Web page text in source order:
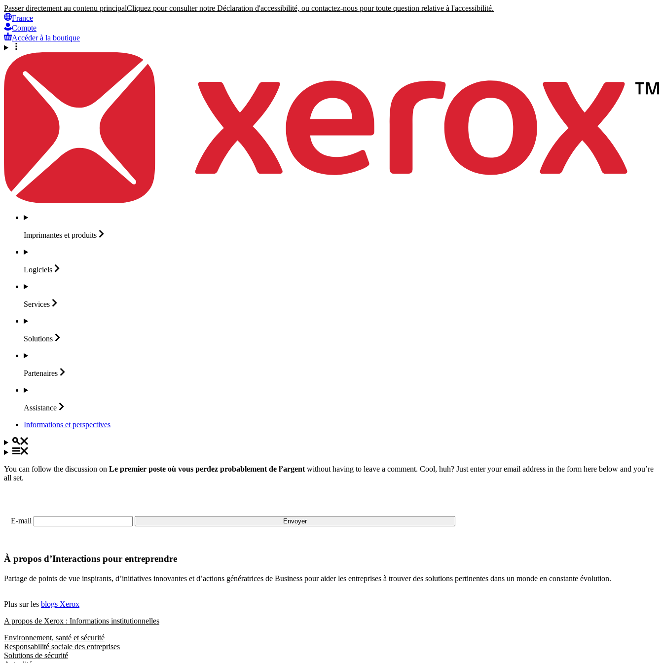
Passer directement au contenu principalCliquez pour consulter notre Déclaration d'accessibilité, ou contactez-nous pour toute question relative à l'accessibilité.
France
Compte
Accéder à la boutique
Imprimantes et produits
Logiciels
Services
Solutions
Partenaires
Assistance
Informations et perspectives
You can follow the discussion on Le premier poste où vous perdez probablement de l’argent without having to leave a comment. Cool, huh? Just enter your email address in the form here below and you’re
all set.
E-mail
À propos d’Interactions pour entreprendre
Partage de points de vue inspirants, d’initiatives innovantes et d’actions génératrices de Business pour aider les entreprises à trouver des solutions pertinentes dans un monde en constante évolution.
Plus sur les blogs Xerox
A propos de Xerox : Informations institutionnelles
Environnement, santé et sécurité
Responsabilité sociale des entreprises
Solutions de sécurité